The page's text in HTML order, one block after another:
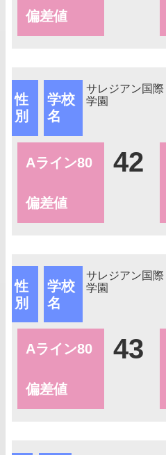
偏差値
性
別
学校
名
サレジアン国際
学園
Aライン80
偏差値
42
性
別
学校
名
サレジアン国際
学園
Aライン80
偏差値
43